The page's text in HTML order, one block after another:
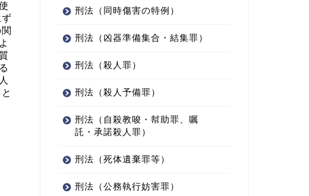
刑法（同時傷害の特例）
刑法（凶器準備集合・結集罪）
刑法（殺人罪）
刑法（殺人予備罪）
刑法（自殺教唆・幇助罪、嘱
託・承諾殺人罪）
刑法（死体遺棄罪等）
刑法（公務執行妨害罪）